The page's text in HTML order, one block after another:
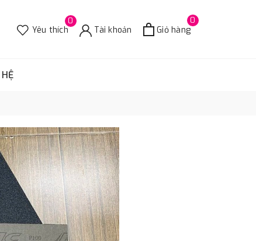
0
Yêu thích Tài khoản
0
Giỏ hàng